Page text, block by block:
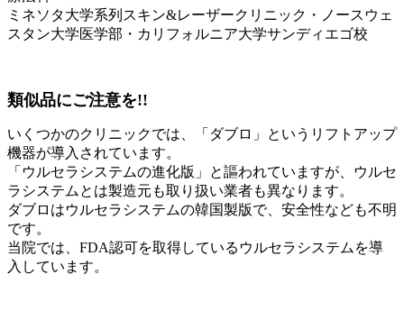
ミネソタ大学系列スキン&レーザークリニック・ノースウェ
スタン大学医学部・カリフォルニア大学サンディエゴ校
類似品にご注意を!!
いくつかのクリニックでは、「ダブロ」というリフトアップ
機器が導入されています。
「ウルセラシステムの進化版」と謳われていますが、ウルセ
ラシステムとは製造元も取り扱い業者も異なります。
ダブロはウルセラシステムの韓国製版で、安全性なども不明
です。
当院では、FDA認可を取得しているウルセラシステムを導
入しています。